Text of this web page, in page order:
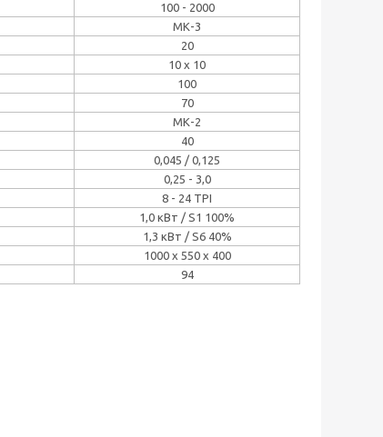
100 - 2000
МК-3
20
10 х 10
100
70
MК-2
40
0,045 / 0,125
0,25 - 3,0
8 - 24 TPI
1,0 кВт / S1 100%
1,3 кВт / S6 40%
1000 х 550 х 400
94